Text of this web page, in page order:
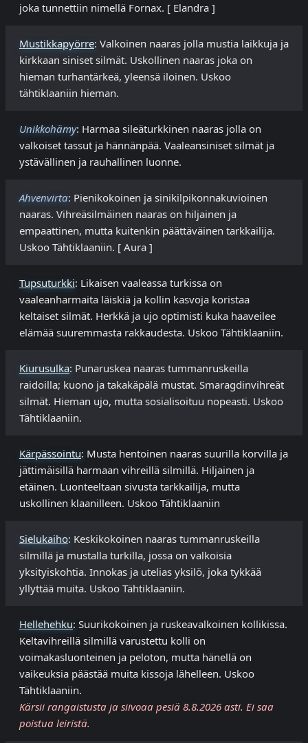
joka tunnettiin nimellä Fornax. [ Elandra ]
Mustikkapyörre: Valkoinen naaras jolla mustia laikkuja ja
kirkkaan siniset silmät. Uskollinen naaras joka on
hieman turhantärkeä, yleensä iloinen. Uskoo
tähtiklaaniin hieman.
Unikkohämy: Harmaa sileäturkkinen naaras jolla on
valkoiset tassut ja hännänpää. Vaaleansiniset silmät ja
ystävällinen ja rauhallinen luonne.
Ahvenvirta: Pienikokoinen ja sinikilpikonnakuvioinen
naaras. Vihreäsilmäinen naaras on hiljainen ja
empaattinen, mutta kuitenkin päättäväinen tarkkailija.
Uskoo Tähtiklaaniin. [ Aura ] ​
Tupsuturkki: Likaisen vaaleassa turkissa on
vaaleanharmaita läiskiä ja kollin kasvoja koristaa
keltaiset silmät. Herkkä ja ujo optimisti kuka haaveilee
elämää suuremmasta rakkaudesta. Uskoo Tähtiklaaniin.
Kiurusulka: Punaruskea naaras tummanruskeilla
raidoilla; kuono ja takakäpälä mustat. Smaragdinvihreät
silmät. Hieman ujo, mutta sosialisoituu nopeasti. Uskoo
Tähtiklaaniin.
Kärpässointu: Musta hentoinen naaras suurilla korvilla ja
jättimäisillä harmaan vihreillä silmillä. Hiljainen ja
etäinen. Luonteeltaan sivusta tarkkailija, mutta
uskollinen klaanilleen. Uskoo Tähtiklaaniin ​
Sielukaiho: Keskikokoinen naaras tummanruskeilla
silmillä ja mustalla turkilla, jossa on valkoisia
yksityiskohtia. Innokas ja utelias yksilö, joka tykkää
yllyttää muita. Uskoo Tähtiklaaniin.​
Hellehehku: Suurikokoinen ja ruskeavalkoinen kollikissa.
Keltavihreillä silmillä varustettu kolli on
voimakasluonteinen ja peloton, mutta hänellä on
vaikeuksia päästää muita kissoja lähelleen. Uskoo
Tähtiklaaniin.
Kärsii rangaistusta ja siivoaa pesiä 8.8.2026 asti. Ei saa
poistua leiristä.